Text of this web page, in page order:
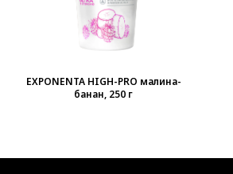
EXPONENTA HIGH-PRO малина-
банан, 250 г